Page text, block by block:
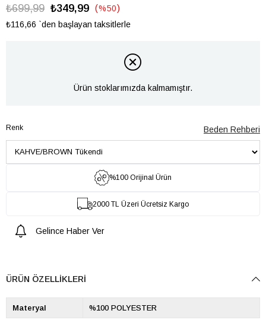
₺699,99 ₺349,99 %50
İndirim
₺116,66 `den başlayan taksitlerle
Ürün stoklarımızda kalmamıştır.
Renk Beden Rehberi
%100 Orijinal Ürün
2000 TL Üzeri Ücretsiz Kargo
Gelince Haber Ver
ÜRÜN ÖZELLIKLERI
Materyal %100 POLYESTER